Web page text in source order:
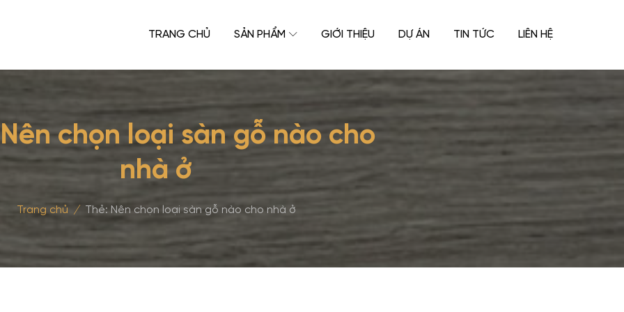
TRANG CHỦ SẢN PHẨM GIỚI THIỆU DỰ ÁN TIN TỨC LIÊN HỆ
Nên chọn loại sàn gỗ nào cho
nhà ở
Trang chủ / Thẻ: Nên chọn loại sàn gỗ nào cho nhà ở